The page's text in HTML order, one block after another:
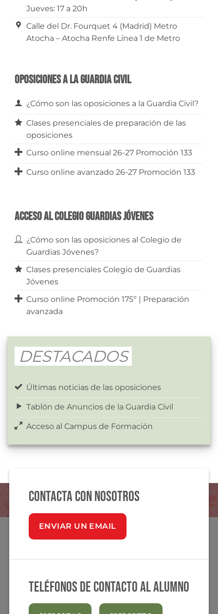
Jueves: 17 a 20h
Calle del Dr. Fourquet 4 (Madrid) Metro
Atocha – Atocha Renfe Línea 1 de Metro
Oposiciones a la Guardia Civil
¿Cómo son las oposiciones a la Guardia Civil?
Clases presenciales de preparación de las
oposiciones
Curso online mensual 26-27 Promoción 133
Curso online avanzado 26-27 Promoción 133
Acceso al Colegio Guardias Jóvenes
¿Cómo son las oposiciones al Colegio de
Guardias Jóvenes?
Clases presenciales Colegio de Guardias
Jóvenes
Curso online Promoción 175º | Preparación
avanzada
DESTACADOS
Últimas noticias de las oposiciones
Tablón de Anuncios de la Guardia Civil
Acceso al Campus de Formación
Contacta con nosotros
ENVIAR UN EMAIL
Teléfonos de contacto al alumno